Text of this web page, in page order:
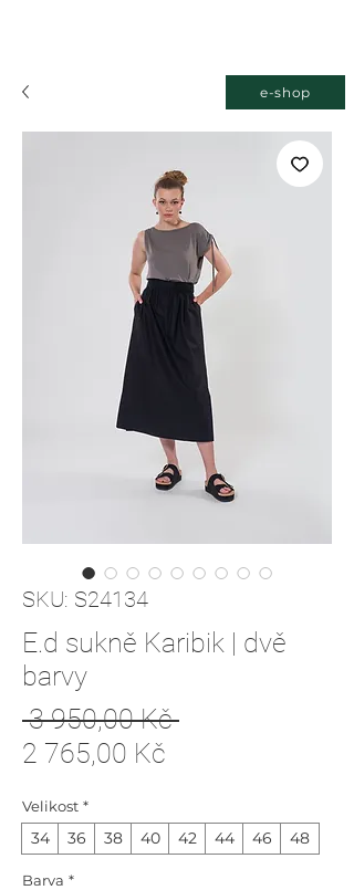
SKU: S24134
E.d sukně Karibik | dvě
barvy
3 950,00 Kč Běžná
2 765,00 Kč
Velikost *
34 36 38 40 42 44 46 48
Barva *
e-shop